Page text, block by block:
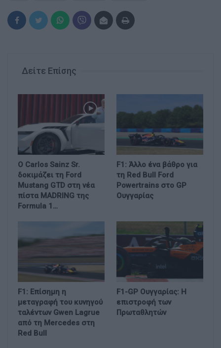
Δείτε Επίσης
Ο Carlos Sainz Sr.
δοκιμάζει τη Ford
Mustang GTD στη νέα
πίστα MADRING της
Formula 1…
F1: Άλλο ένα βάθρο για
τη Red Bull Ford
Powertrains στο GP
Ουγγαρίας
F1: Επίσημη η
μεταγραφή του κυνηγού
ταλέντων Gwen Lagrue
από τη Mercedes στη
Red Bull
F1-GP Ουγγαρίας: Η
επιστροφή των
Πρωταθλητών